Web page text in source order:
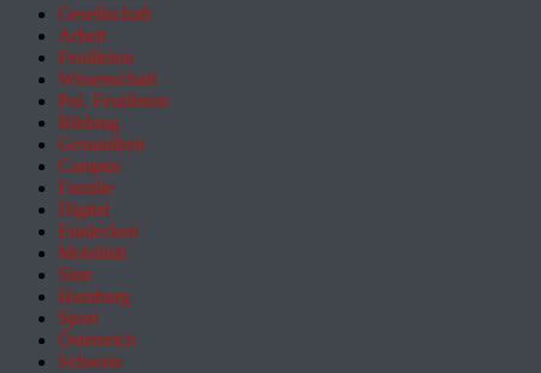
Gesellschaft
Arbeit
Feuilleton
Wissenschaft
Pol. Feuilleton
Bildung
Gesundheit
Campus
Familie
Digital
Entdecken
Mobilität
Sinn
Hamburg
Sport
Österreich
Schweiz